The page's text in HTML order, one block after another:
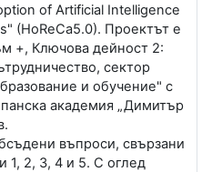
of Artificial Intelligence
(HoReCa5.0). Проектът е
+, Ключова дейност 2:
сектор
и обучение" с
академия „Димитър
въпроси, свързани
1, 2, 3, 4 и 5. С оглед